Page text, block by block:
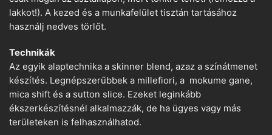
lakkot!). A kezed és a munkafelület tisztán tartásához
használj nedves törlőt.
Technikák
Az egyik alaptechnika a skinner blend, azaz a színátmenet
készítés. Legnépszerűbbek a millefiori, a mokume gane,
mica shift és a sutton slice. Ezeket leginkább
ékszerkészítésnél alkalmazzák, de ha ügyes vagy más
területeken is felhasználhatod.